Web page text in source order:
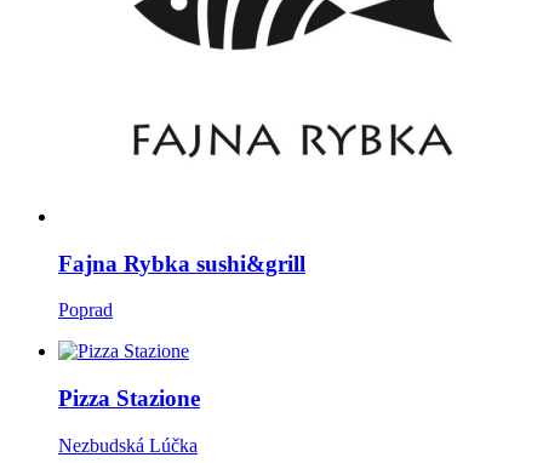
Fajna Rybka sushi&grill
Poprad
Pizza Stazione
Nezbudská Lúčka